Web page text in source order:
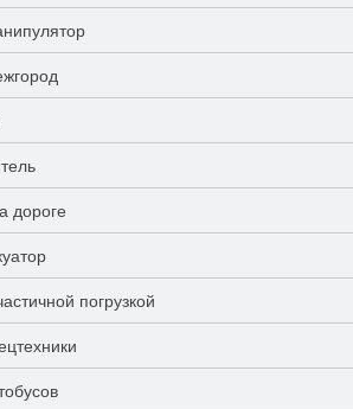
дороге
погрузкой